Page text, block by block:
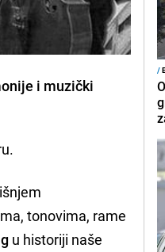
i muzički
tonovima, rame
u historiji naše
/